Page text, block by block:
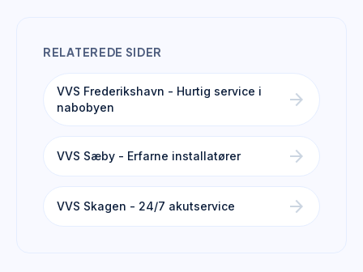
RELATEREDE SIDER
VVS Frederikshavn - Hurtig service i
nabobyen
arrow_forward
VVS Sæby - Erfarne installatører arrow_forward
VVS Skagen - 24/7 akutservice arrow_forward